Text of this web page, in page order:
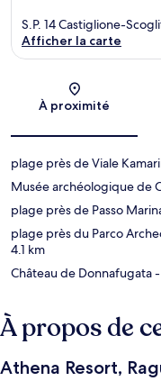
S.P. 14 Castiglione-
Afficher la carte
À proximité
plage près de Viale
Musée archéologique de
plage près de Passo
plage près du Parco
4.1 km
Château de Donnafugata
À propos de
Athena Resort,